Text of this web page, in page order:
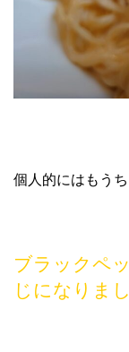
個人的にはもう
ブラックペ
じになりま